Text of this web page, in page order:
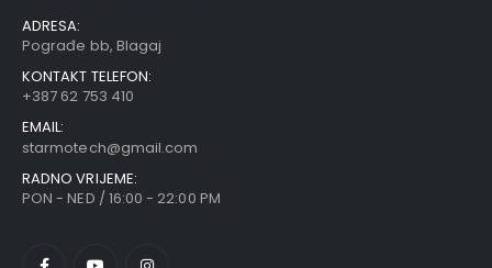
ADRESA:
Pograđe bb, Blagaj
KONTAKT TELEFON:
+387 62 753 410
EMAIL:
starmotech@gmail.com
RADNO VRIJEME:
PON - NED / 16:00 - 22:00 PM